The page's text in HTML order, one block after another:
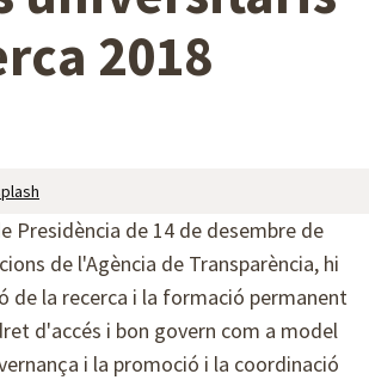
2018
Presidència de 14 de desembre de
de l'Agència de Transparència, hi
de la recerca i la formació permanent
d'accés i bon govern com a model
i la promoció i la coordinació